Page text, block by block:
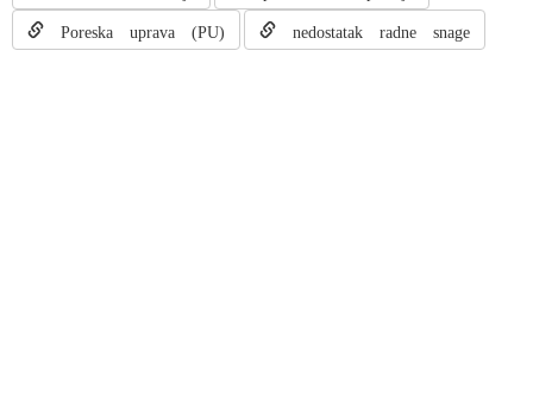
Poreska uprava (PU) nedostatak radne snage